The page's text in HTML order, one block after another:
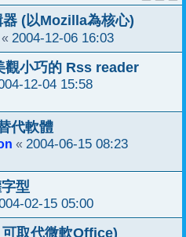
(以Mozilla為核心)
« 2004-12-06 16:03
小巧的 Rss reader
12-04 15:58
代軟體
« 2004-06-15 08:23
型
02-15 05:00
取代微軟Office)